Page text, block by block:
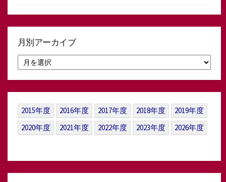
月別アーカイブ
別
ア
イ
ブ
2015年度 2016年度 2017年度 2018年度
2019年度
2020年度
2021年度 2022年度 2023年度 2026年度